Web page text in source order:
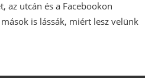
az utcán és a Facebookon
is lássák, miért lesz velünk